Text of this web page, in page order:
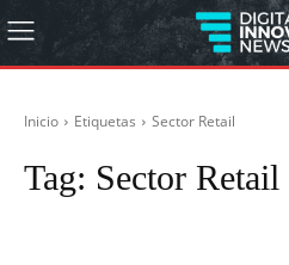
Inicio Etiquetas Sector Retail
Tag: Sector Retail